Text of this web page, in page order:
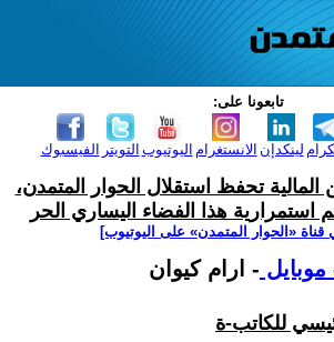
تابعونا على:
الفيسبوك التويتر اليوتيوب الانستغرام لينكدإن
المالية تحفظ استقلال الحوار المتمدن،
هذا الفضاء اليساري الحر
‫«الحوار المتمدن» على اليوتيوب]
موبايل - ارام كيوان
للكاتب-ة